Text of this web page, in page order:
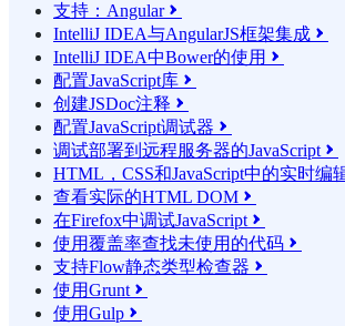
支持：Angular
IntelliJ IDEA与AngularJS框架集成 
IntelliJ IDEA中Bower的使用 
配置JavaScript库 
创建JSDoc注释 
配置JavaScript调试器 
调试部署到远程服务器的JavaScript 
HTML，CSS和JavaScript中的实时编
查看实际的HTML DOM 
在Firefox中调试JavaScript 
使用覆盖率查找未使用的代码 
支持Flow静态类型检查器 
使用Grunt 
使用Gulp 